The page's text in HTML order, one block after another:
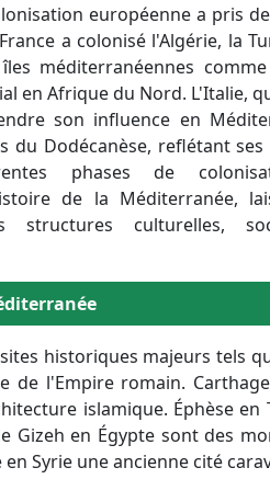
européenne a pris
a colonisé l'Algérie, la
méditerranéennes
en Afrique du Nord. L'Italie,
son influence en
du Dodécanèse, reflétant
phases de
de la Méditerranée,
culturelles,
historiques majeurs tels
de l'Empire romain.
islamique. Éphèse
Gizeh en Égypte sont des
Syrie une ancienne cité